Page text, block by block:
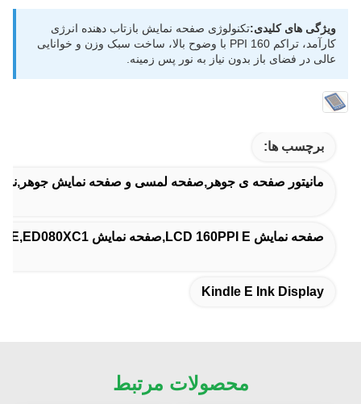
ویژگی های کلیدی:تکنولوژی صفحه نمایش بازتاب دهنده انرژی
کارآمد، تراکم 160 PPI با وضوح بالا، ساخت سبک وزن و خوانایی
عالی در فضای باز بدون نیاز به نور پس زمینه.
برچسب ها:
مانیتور صفحه ی جوهر,صفحه لمسی و صفحه نمایش
صفحه نمایش LCD 160PPI E,صفحه نمایش LCD 1024x768 E,ED080XC1
Kindle E Ink Display
محصولات مرتبط